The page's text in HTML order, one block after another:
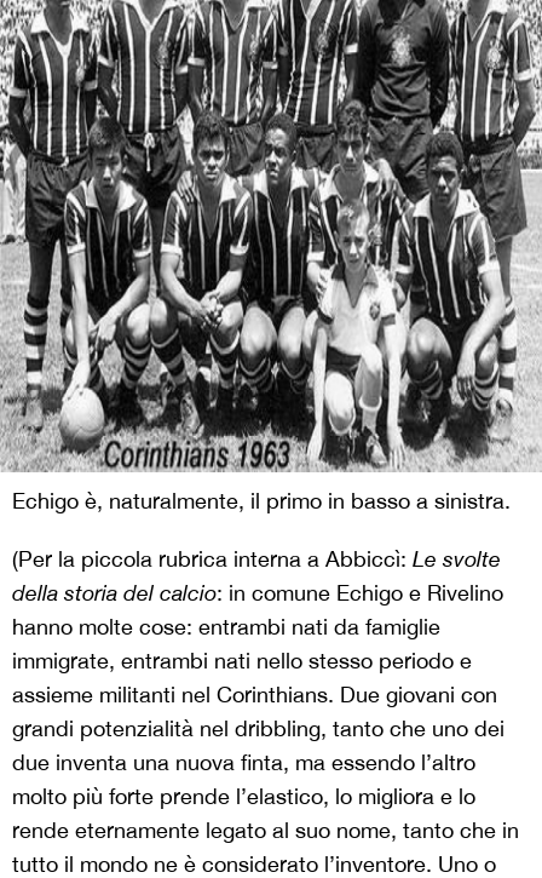
Echigo è, naturalmente, il primo in basso a sinistra.
(Per la piccola rubrica interna a Abbiccì: Le svolte
della storia del calcio: in comune Echigo e Rivelino
hanno molte cose: entrambi nati da famiglie
immigrate, entrambi nati nello stesso periodo e
assieme militanti nel Corinthians. Due giovani con
grandi potenzialità nel dribbling, tanto che uno dei
due inventa una nuova finta, ma essendo l’altro
molto più forte prende l’elastico, lo migliora e lo
rende eternamente legato al suo nome, tanto che in
tutto il mondo ne è considerato l’inventore. Uno o